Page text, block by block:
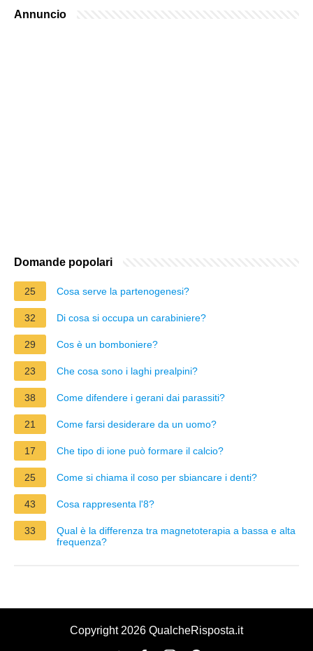
Annuncio
Domande popolari
25 Cosa serve la partenogenesi?
32 Di cosa si occupa un carabiniere?
29 Cos è un bomboniere?
23 Che cosa sono i laghi prealpini?
38 Come difendere i gerani dai parassiti?
21 Come farsi desiderare da un uomo?
17 Che tipo di ione può formare il calcio?
25 Come si chiama il coso per sbiancare i denti?
43 Cosa rappresenta l'8?
33
Qual è la differenza tra magnetoterapia a bassa e alta
frequenza?
Copyright 2026 QualcheRisposta.it